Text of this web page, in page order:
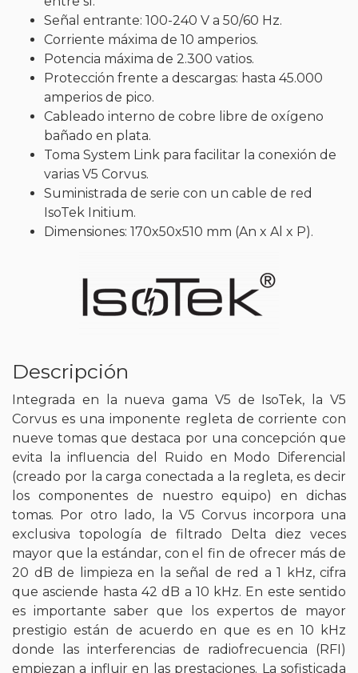
Señal entrante: 100-240 V a 50/60 Hz.
Corriente máxima de 10 amperios.
Potencia máxima de 2.300 vatios.
Protección frente a descargas: hasta 45.000
amperios de pico.
Cableado interno de cobre libre de oxígeno
bañado en plata.
Toma System Link para facilitar la conexión de
varias V5 Corvus.
Suministrada de serie con un cable de red
IsoTek Initium.
Dimensiones: 170x50x510 mm (An x Al x P).
Descripción
Integrada en la nueva gama V5 de IsoTek, la V5
Corvus es una imponente regleta de corriente con
nueve tomas que destaca por una concepción que
evita la influencia del Ruido en Modo Diferencial
(creado por la carga conectada a la regleta, es decir
los componentes de nuestro equipo) en dichas
tomas. Por otro lado, la V5 Corvus incorpora una
exclusiva topología de filtrado Delta diez veces
mayor que la estándar, con el fin de ofrecer más de
20 dB de limpieza en la señal de red a 1 kHz, cifra
que asciende hasta 42 dB a 10 kHz. En este sentido
es importante saber que los expertos de mayor
prestigio están de acuerdo en que es en 10 kHz
donde las interferencias de radiofrecuencia (RFI)
empiezan a influir en las prestaciones. La sofisticada